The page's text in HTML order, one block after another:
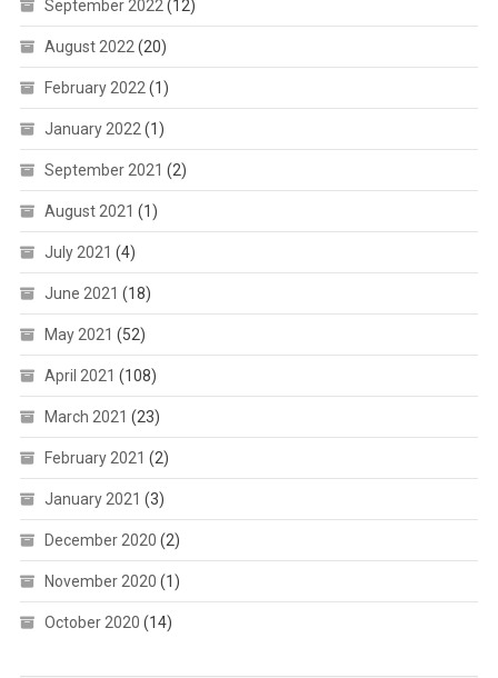
September 2022 (12)
August 2022 (20)
February 2022 (1)
January 2022 (1)
September 2021 (2)
August 2021 (1)
July 2021 (4)
June 2021 (18)
May 2021 (52)
April 2021 (108)
March 2021 (23)
February 2021 (2)
January 2021 (3)
December 2020 (2)
November 2020 (1)
October 2020 (14)